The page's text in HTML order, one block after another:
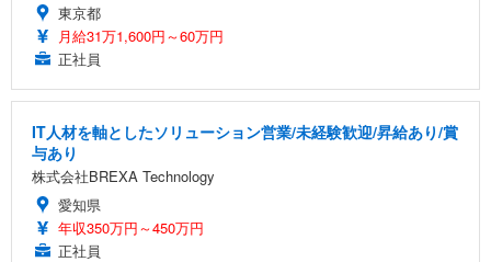
東京都
月給31万1,600円～60万円
正社員
IT人材を軸としたソリューション営業/未経験歓迎/昇給あり/賞
与あり
株式会社BREXA Technology
愛知県
年収350万円～450万円
正社員